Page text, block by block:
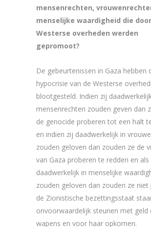
mensenrechten,
menselijke waardigheid die
Westerse overheden werden
gepromoot?
De gebeurtenissen in Gaza hebben
hypocrisie van de Westerse
blootgesteld. Indien zij
mensenrechten zouden geven dan
de genocide proberen tot een halt
en indien zij daadwerkelijk in
zouden geloven dan zouden ze de
van Gaza proberen te redden en als
daadwerkelijk in menselijke
zouden geloven dan zouden ze niet
de Zionistische bezettingsstaat
onvoorwaardelijk steunen met geld
wapens en voor haar opkomen.